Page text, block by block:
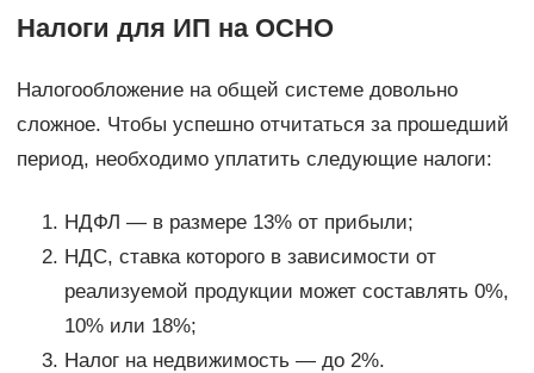
Налоги для ИП на ОСНО
Налогообложение на общей системе довольно
сложное. Чтобы успешно отчитаться за прошедший
период, необходимо уплатить следующие налоги:
НДФЛ — в размере 13% от прибыли;
НДС, ставка которого в зависимости от
реализуемой продукции может составлять 0%,
10% или 18%;
Налог на недвижимость — до 2%.